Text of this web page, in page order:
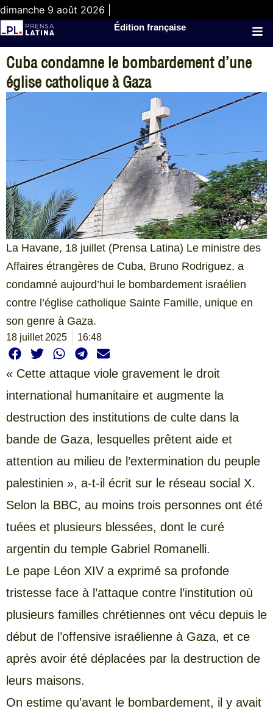
dimanche 9 août 2026 |
Édition française
Cuba condamne le bombardement d’une
église catholique à Gaza
La Havane, 18 juillet (Prensa Latina) Le ministre des
Affaires étrangères de Cuba, Bruno Rodriguez, a
condamné aujourd’hui le bombardement israélien
contre l’église catholique Sainte Famille, unique en
son genre à Gaza.
18 juillet 2025 16:48
« Cette attaque viole gravement le droit
international humanitaire et augmente la
destruction des institutions de culte dans la
bande de Gaza, lesquelles prêtent aide et
attention au milieu de l’extermination du peuple
palestinien », a-t-il écrit sur le réseau social X.
Selon la BBC, au moins trois personnes ont été
tuées et plusieurs blessées, dont le curé
argentin du temple Gabriel Romanelli.
Le pape Léon XIV a exprimé sa profonde
tristesse face à l’attaque contre l’institution où
plusieurs familles chrétiennes ont vécu depuis le
début de l’offensive israélienne à Gaza, et ce
après avoir été déplacées par la destruction de
leurs maisons.
On estime qu’avant le bombardement, il y avait